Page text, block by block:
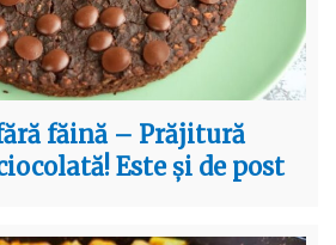
făină – Prăjitură
Este și de post